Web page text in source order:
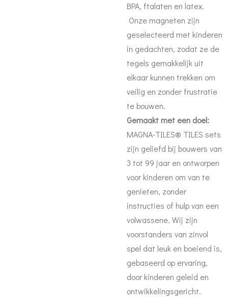
BPA, ftalaten en latex.
Onze magneten zijn
geselecteerd met kinderen
in gedachten, zodat ze de
tegels gemakkelijk uit
elkaar kunnen trekken om
veilig en zonder frustratie
te bouwen.
Gemaakt met een doel:
MAGNA-TILES® TILES sets
zijn geliefd bij bouwers van
3 tot 99 jaar en ontworpen
voor kinderen om van te
genieten, zonder
instructies of hulp van een
volwassene. Wij zijn
voorstanders van zinvol
spel dat leuk en boeiend is,
gebaseerd op ervaring,
door kinderen geleid en
ontwikkelingsgericht.